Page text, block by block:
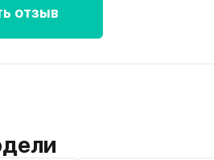
отзыв